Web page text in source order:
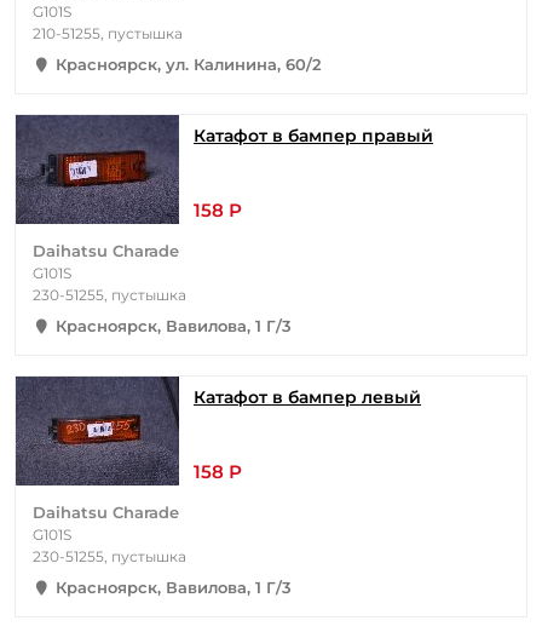
G101S
210-51255, пустышка
Красноярск, ул. Калинина, 60/2
Катафот в бампер правый
158 Р
Daihatsu Charade
G101S
230-51255, пустышка
Красноярск, Вавилова, 1 Г/3
Катафот в бампер левый
158 Р
Daihatsu Charade
G101S
230-51255, пустышка
Красноярск, Вавилова, 1 Г/3